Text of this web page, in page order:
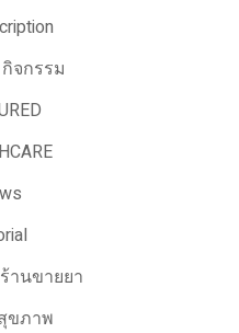
จกรรม
านขายยา
ขภาพ